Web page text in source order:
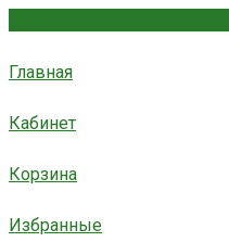
Главная
Кабинет
Корзина
Избранные